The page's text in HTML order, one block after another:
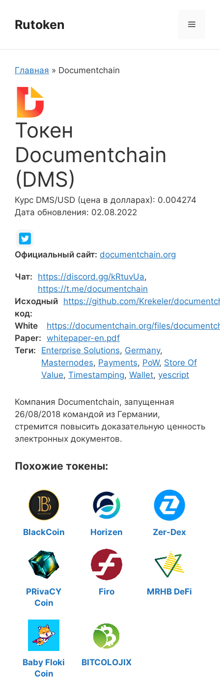
содержимому
Rutoken Меню
Главная » Documentchain
Токен
Documentchain
(DMS)
Курс DMS/USD (цена в долларах): 0.004274
Дата обновления: 02.08.2022
Официальный сайт: documentchain.org
Чат: https://discord.gg/kRtuvUa,
https://t.me/documentchain
Исходный
код:
https://github.com/Krekeler/
White
Paper:
https://documentchain.org/files/
whitepaper-en.pdf
Теги:
Enterprise Solutions, Germany,
Masternodes, Payments, PoW, Store Of
Value, Timestamping, Wallet, yescript
Компания Documentchain, запущенная
26/08/2018 командой из Германии,
стремится повысить доказательную ценность
электронных документов.
Похожие токены:
BlackCoin Horizen Zer-Dex
PRivaCY
Coin
Firo MRHB DeFi
Baby Floki
Coin
BITCOLOJIX